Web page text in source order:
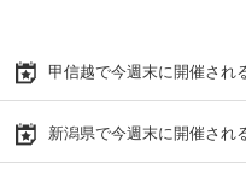
甲信越で今週末に開催され
新潟県で今週末に開催され